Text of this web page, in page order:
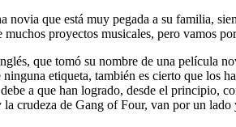
novia que está muy pegada a su familia,
proyectos musicales, pero vamos
que tomó su nombre de una película
etiqueta, también es cierto que
a que han logrado, desde el
crudeza de Gang of Four, van por un